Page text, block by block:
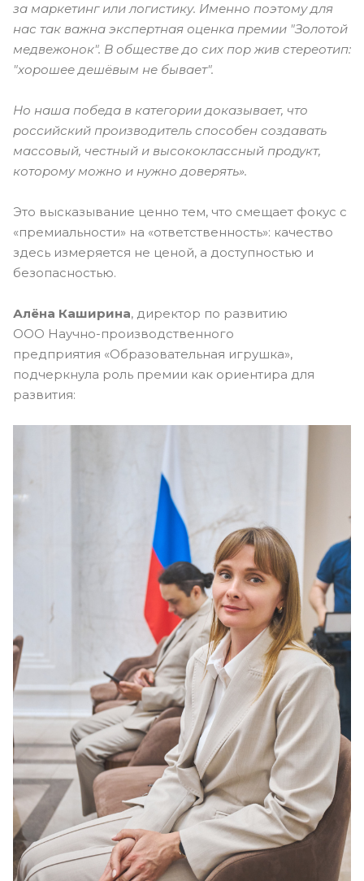
за маркетинг или логистику. Именно поэтому для
нас так важна экспертная оценка премии "Золотой
медвежонок". В обществе до сих пор жив стереотип:
"хорошее дешёвым не бывает".
Но наша победа в категории доказывает, что
российский производитель способен создавать
массовый, честный и высококлассный продукт,
которому можно и нужно доверять».
Это высказывание ценно тем, что смещает фокус с
«премиальности» на «ответственность»: качество
здесь измеряется не ценой, а доступностью и
безопасностью.
Алёна Каширина, директор по развитию
ООО Научно-производственного
предприятия «Образовательная игрушка»,
подчеркнула роль премии как ориентира для
развития: